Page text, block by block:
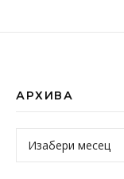
АРХИВА
Архива